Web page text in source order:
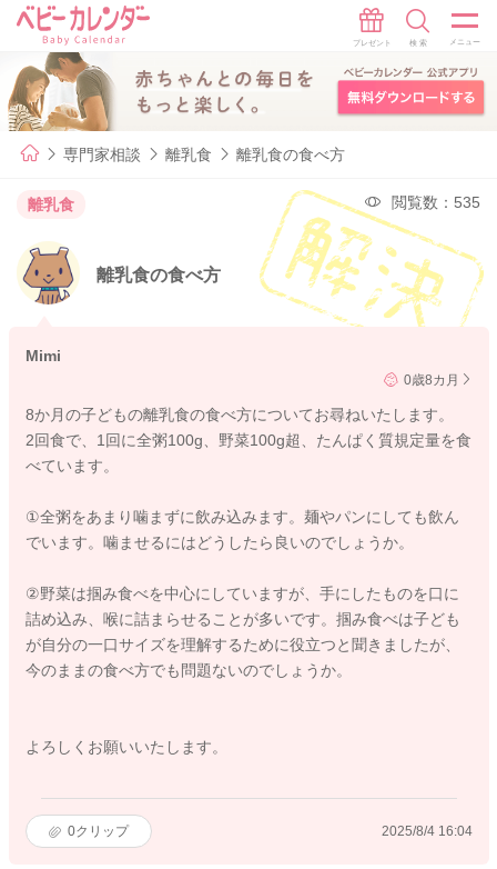
専門家相談 離乳食 離乳食の食べ方
離乳食 閲覧数：535
離乳食の食べ方
Mimi
0歳8カ月
8か月の子どもの離乳食の食べ方についてお尋ねいたします。
2回食で、1回に全粥100g、野菜100g超、たんぱく質規定量を食
べています。
①全粥をあまり噛まずに飲み込みます。麺やパンにしても飲ん
でいます。噛ませるにはどうしたら良いのでしょうか。
②野菜は掴み食べを中心にしていますが、手にしたものを口に
詰め込み、喉に詰まらせることが多いです。掴み食べは子ども
が自分の一口サイズを理解するために役立つと聞きましたが、
今のままの食べ方でも問題ないのでしょうか。
よろしくお願いいたします。
0クリップ 2025/8/4 16:04